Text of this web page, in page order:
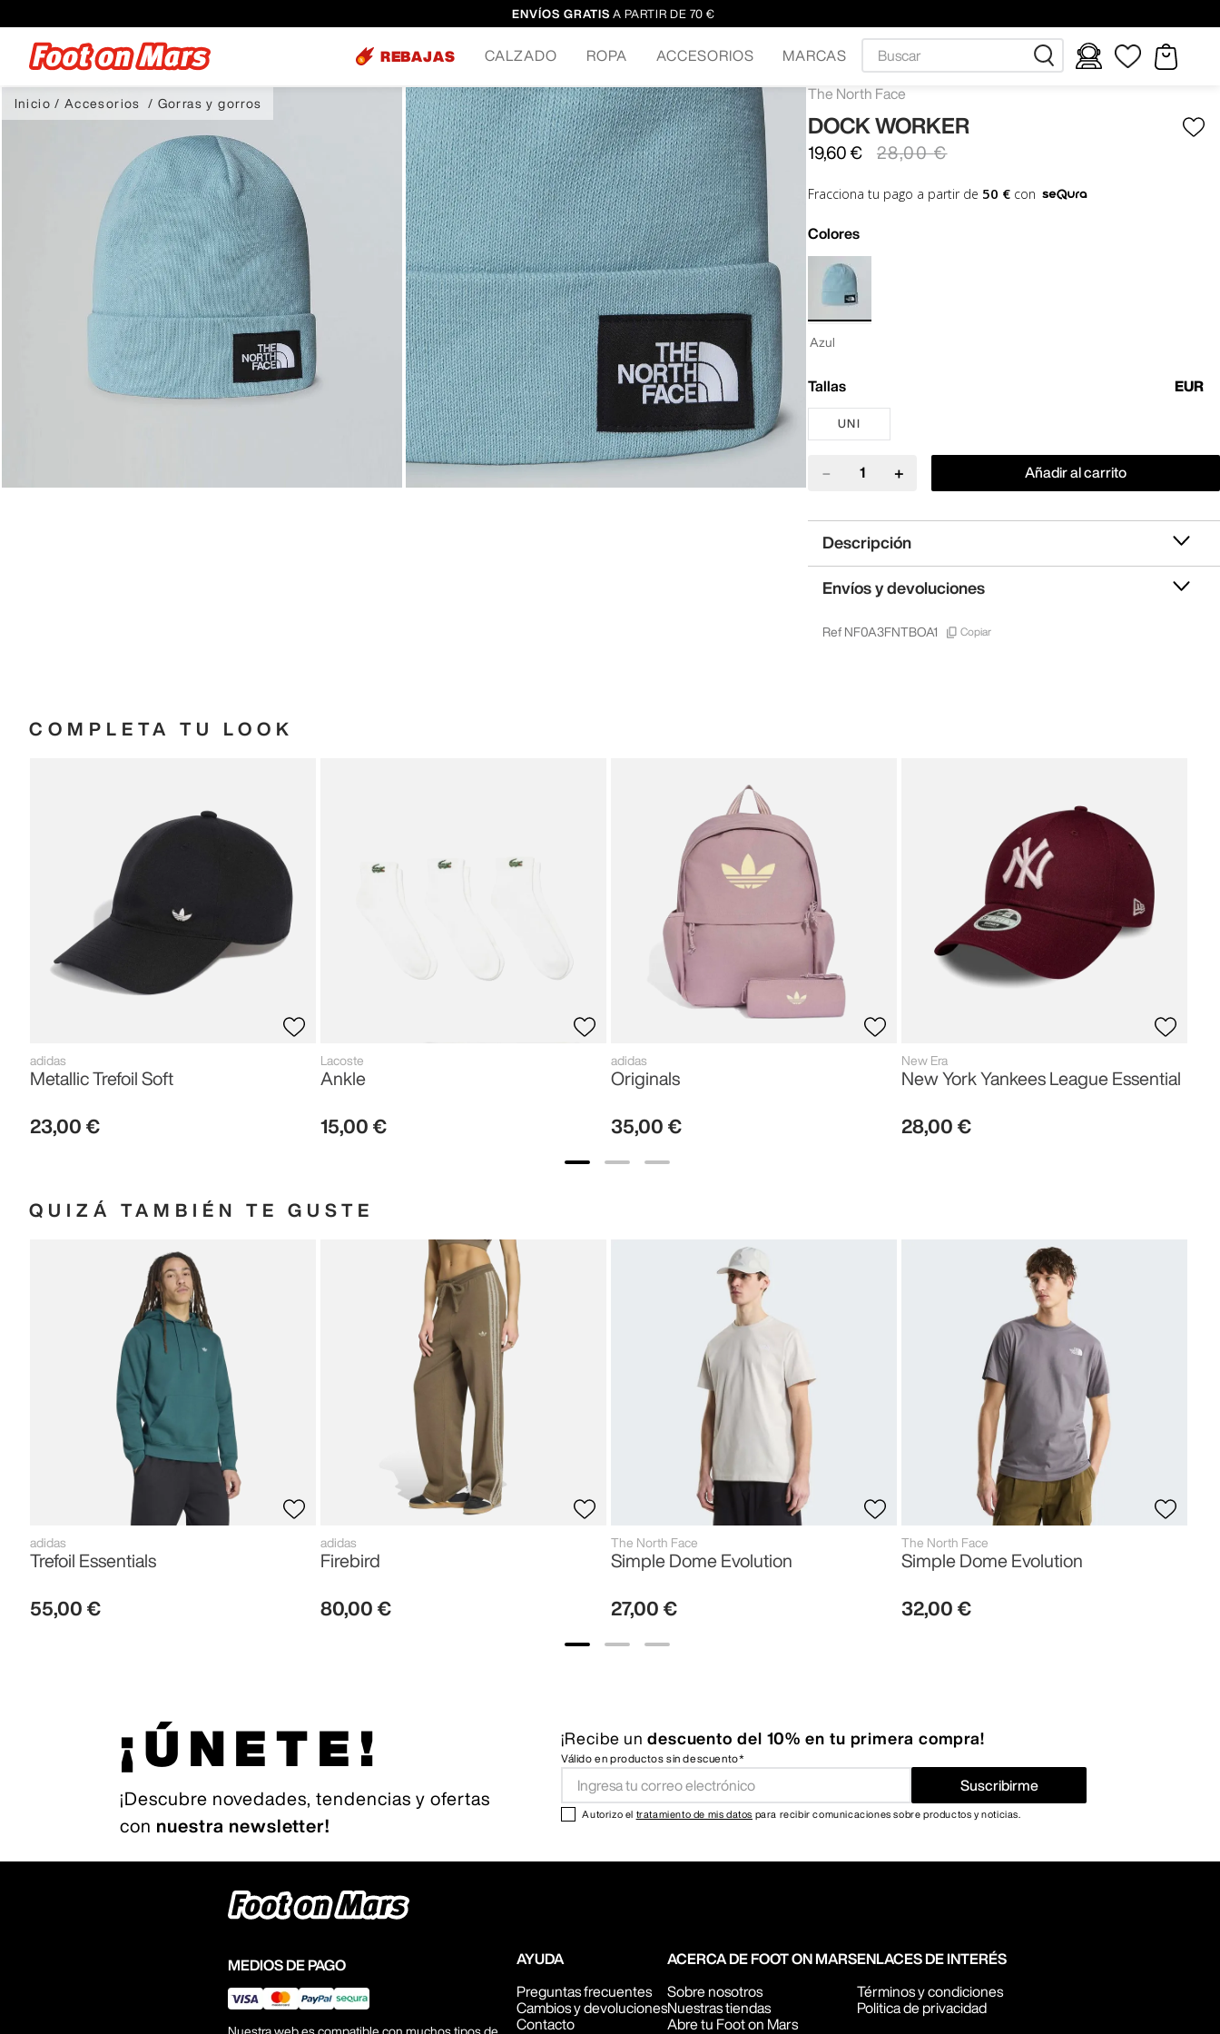
ENVÍOS GRATIS A PARTIR DE 70 €
REBAJAS CALZADO ROPA ACCESORIOS MARCAS
Accesorios Gorras y gorros
The North Face
DOCK WORKER
19,60 € 28,00 €
Fracciona tu pago a partir de 50 €con
Colores
Azul
Tallas EUR
UNI
＋
－ Añadir al carrito
Descripción
Envíos y devoluciones
Ref NF0A3FNTBOA1 Copiar
COMPLETA TU LOOK
adidas
Metallic Trefoil Soft
23,00 €
Lacoste
Ankle
15,00 €
adidas
Originals
35,00 €
New Era
New York Yankees League Essential
28,00 €
QUIZÁ TAMBIÉN TE GUSTE
adidas
Trefoil Essentials
55,00 €
adidas
Firebird
80,00 €
The North Face
Simple Dome Evolution
27,00 €
The North Face
Simple Dome Evolution
32,00 €
¡ÚNETE!
¡Descubre novedades, tendencias y ofertas
con nuestra newsletter!
¡Recibe un descuento del 10% en tu primera compra!
Válido en productos sin descuento*
Suscribirme
Autorizo el tratamiento de mis datos para recibir comunicaciones sobre productos y noticias.
MEDIOS DE PAGO
Nuestra web es compatible con muchos tipos de
AYUDA
Preguntas frecuentes
Cambios y devoluciones
Contacto
ACERCA DE FOOT ON MARS
Sobre nosotros
Nuestras tiendas
Abre tu Foot on Mars
ENLACES DE INTERÉS
Términos y condiciones
Politica de privacidad